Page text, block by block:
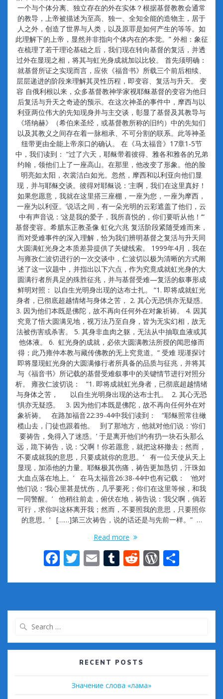
一个与个体分离、独立存在的外在实体？根据基督教教会通常
的教导，上帝被描述为至高、独一、全知全能的造物主，居于
人之外，创造了世界与人类，以及原罪是如何产生的等等。如
此理解下的上帝，显然并非指向个体内在的本觉。” 外相：象征
在梳理了若干理论基础之后，我们现在转向基督的复活，并透
过外在显现之相，将其与虹光身成就加以比较。 首先须明确：
就基督所证之实现而言，应依《福音书》所载三个前后相续、
层层递进的阶段来理解其灵性历程，即变容、复活与升天。 变
容 自俄利根以来，众多基督教神学家视耶稣基督的变容为他日
后复活与升天之奇迹的预示。在这次神圣的事件中，摩西与以
利亚两位伟大的先知现身并与主交谈，彰显了基督及其教导与
《塔纳赫》（希伯来圣经，或基督教所称的旧约）中的先知们
以及其教义之间存在着一脉相承、不可分割的联系。此等神圣
纽带更由全能上帝亲口的确认。 在《马太福音》17章1-5节
中，我们读到： “过了六天，耶稣带着彼得、雅各和雅各的兄弟
约翰，领他们上了一座高山。在那里，他改变了形象。他的脸
明亮如太阳，衣裳洁白如光。忽然，摩西和以利亚向他们显
现，并与耶稣交谈。彼得对耶稣说：‘主啊，我们在这里真好！
如果您愿意，我就在这里搭三座棚，一座为您，一座为摩西，
一座为以利亚。’说话之间，有一朵光明的云彩遮盖了他们，云
中有声音说：‘这是我的爱子，我所喜悦的，你们要听从他！‘“
基督变容。希腊东正教圣像 虹化六兆 复活阶段紧随受难而来，
而对受难事件的深入理解，恰为我们辨明基督之复活与升天同
大圆满虹光身之本质差异提供了关键线索。 1999年4月，我在
与雍孜仁波切进行的一次交谈中，仁波切以极为清晰的方式阐
述了这一议题中，并指出以下六点，作为究竟成就虹光身的大
圆满行者所具足的殊胜征兆，并与基督受难—复活的叙事形成
鲜明对照： 以自生光明身出现的达布士扎。 “1. 即将成就虹光
身者，已彻底超越情绪与身体之苦， 2. 其心无恐惧亦无疑惑。
3. 因为他们本既是佛陀，故不再向任何外在对象祈祷。 4. 因其
究竟了悟大圆满见地，视万法乃至自身，皆为无实幻相，故无
法被伤害或杀害。 5. 其身非血肉之躯，无法从中抽取血液或其
他体液。 6. 虹光身的成就，必依大圆满教法所授的闻思修而
得；此乃雍仲本教与藏传佛教的无上究竟道。“ 受难 现谨探讨
即将显现虹光身的大圆满修行者所具备的品质与征兆，并将其
与《福音书》所记载的基督受难叙事中的关键情节进行对照分
析。 雍孜仁波切说： “1. 即将成就虹光身者，已彻底超越情绪
与身体之苦， 以自生光明身出现的达布士扎。 2. 其心无恐
惧亦无疑惑。 3. 因为他们本既是佛陀，故不再向任何外在对
象祈祷。 在路加福音22:39-44中我们读到： “耶稣照常往橄
榄山去，门徒也跟着他。 到了那地方，他就对他们说：‘你们
要祷告，免得入了迷惑。’ 于是离开他们约有扔一块石头那么
远，跪下祷告，说：‘父啊！你若愿意，就把这杯撤去；然而，
不要成就我的意思，只要成就你的意思。’ 有一位天使从天上
显现，加添他的力量。耶稣极其伤痛，祷告更加恳切，汗珠如
大血点落在地上。’ 在马太福音26:38-44中也有记载： ‘他对
他们说：‘我心里甚是忧伤，几乎要死；你们在这里等候，和我
一同警醒。’ 他稍往前走，俯伏在地，祷告说：‘我父啊，倘若
可行，求你叫这杯离开我；然而，不要照我的意思，只要照你
的意思。’ [……]第三次祷告，说的话还是与先前一样。” …
Read more
F
e
b
o
k
T
itt
er
E
ai
l
T
m
bl
R
d
di
W
d
Pr
ss
ar
e
RECENT POSTS
Значение слова «лама»